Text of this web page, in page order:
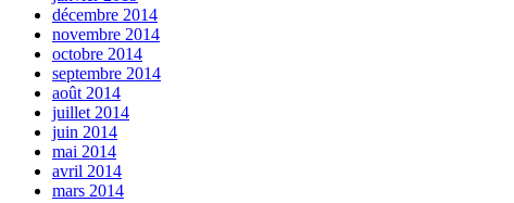
décembre 2014
novembre 2014
octobre 2014
septembre 2014
août 2014
juillet 2014
juin 2014
mai 2014
avril 2014
mars 2014